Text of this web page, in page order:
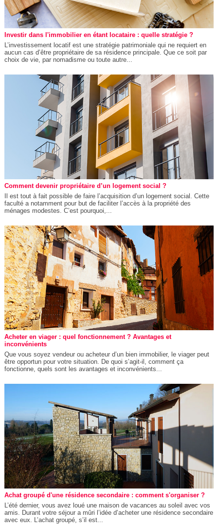
Investir dans l'immobilier en étant locataire : quelle stratégie ?
L’investissement locatif est une stratégie patrimoniale qui ne requiert en
aucun cas d’être propriétaire de sa résidence principale. Que ce soit par
choix de vie, par nomadisme ou toute autre...
Comment devenir propriétaire d’un logement social ?
Il est tout à fait possible de faire l’acquisition d’un logement social. Cette
faculté a notamment pour but de faciliter l’accès à la propriété des
ménages modestes. C’est pourquoi,...
Acheter en viager : quel fonctionnement ? Avantages et
inconvénients
Que vous soyez vendeur ou acheteur d’un bien immobilier, le viager peut
être opportun pour votre situation. De quoi s’agit-il, comment ça
fonctionne, quels sont les avantages et inconvénients...
Achat groupé d'une résidence secondaire : comment s'organiser ?
L’été dernier, vous avez loué une maison de vacances au soleil avec vos
amis. Durant votre séjour a mûri l’idée d’acheter une résidence secondaire
avec eux. L’achat groupé, s’il est...